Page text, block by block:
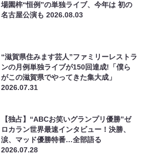
場園梓“恒例”の単独ライブ、今年は 初の
名古屋公演も2026.08.03
“滋賀県住みます芸人”ファミリーレストラ
ンの月例単独ライブが150回達成!「僕ら
がこの滋賀県でやってきた集大成」
2026.07.31
【独占】“ABCお笑いグランプリ優勝”ゼ
ロカラン世界最速インタビュー！決勝、
涙、マッド優勝特番…全部語る
2026.07.28